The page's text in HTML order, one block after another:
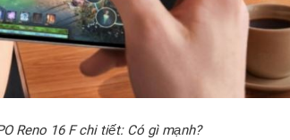
Reno 16 F chi tiết: Có gì mạnh?